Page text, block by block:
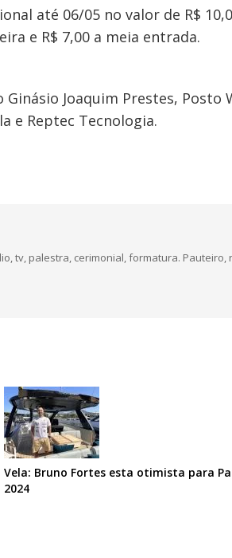
até 06/05 no valor de R$
e R$ 7,00 a meia entrada.
Ginásio Joaquim Prestes,
e Reptec Tecnologia.
tv, palestra, cerimonial, formatura.
Vela: Bruno Fortes esta otimista para
2024